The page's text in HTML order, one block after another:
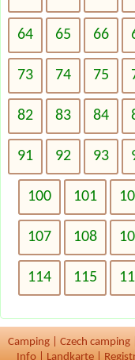
64 65 66
73 74 75
82 83 84
91 92 93
100 101
107 108
114 115
Camping Czech camping
Info
Landkarte